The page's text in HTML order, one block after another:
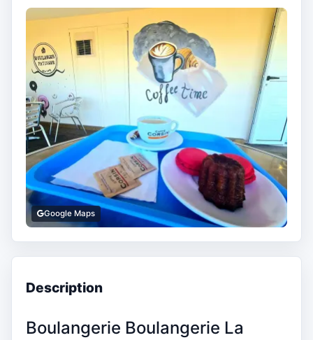
Google Maps
Description
Boulangerie Boulangerie La